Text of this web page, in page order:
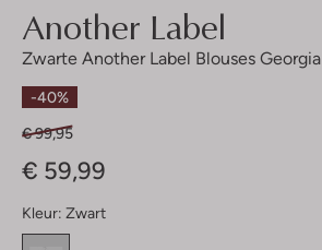
Another Label
Zwarte Another Label Blouses Georgia
-40%
€ 99,95
€ 59,99
Kleur: Zwart